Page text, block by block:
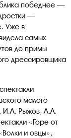
победнее —
—
Уже в
самых
до примы
дрессировщика
малого
И.А. Рыжов, А.А.
«Горе от
и овцы»,